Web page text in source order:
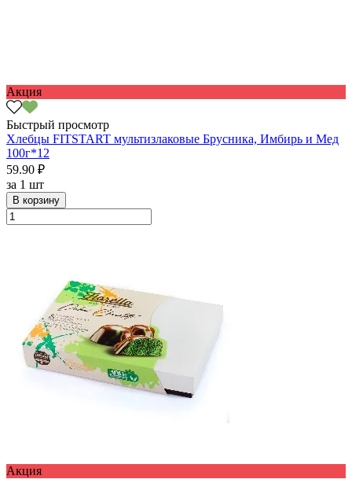
Акция
Быстрый просмотр
Хлебцы FITSTART мультизлаковые Брусника, Имбирь и Мед
100г*12
59.90 ₽
за 1 шт
В корзину
Акция